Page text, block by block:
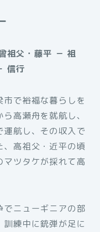
祖父・藤平 － 祖
信行
で裕福な暮らしを
高瀬舟を就航し、
航し、その収入で
高祖父・近平の頃
マツタケが採れて高
ニューギニアの部
練中に銃弾が足に